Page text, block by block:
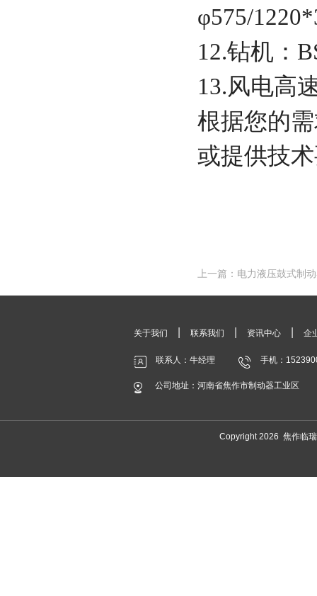
φ575/
12.钻机：
13.风电高
根据您的
或提供技
上一篇：电力液压鼓式制
关于我们 联系我们 资讯中心 企
联系人：牛经理 手机：
公司地址：河南省焦作市制动器工业区
Copyright 2026 焦作临